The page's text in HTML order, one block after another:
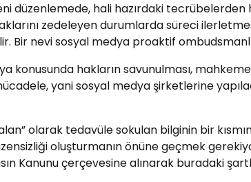
düzenlemede, hali hazırdaki
zedeleyen durumlarda süreci
Bir nevi sosyal medya proaktif
konusunda hakların savunulması,
yani sosyal medya şirketlerine
olarak tedavüle sokulan bilginin bir
oluşturmanın önüne geçmek
Kanunu çerçevesine alınarak buradaki